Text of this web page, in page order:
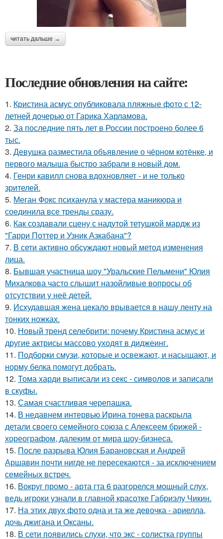
читать дальше →
Последние обновления на сайте:
1. Кристина асмус опубликовала пляжные фото с 12-
летней дочерью от Гарика Харламова.
2. За последние пять лет в России построено более 6
тыс.
3. Девушка разместила объявление о чёрном котёнке, и
первого малыша быстро забрали в новый дом.
4. Генри кавилл снова вдохновляет - и не только
зрителей.
5. Меган Фокс психанула у мастера маникюра и
соединила все тренды сразу.
6. Как создавали сцену с надутой тетушкой мардж из
"Гарри Поттер и Узник Азкабана"?
7. В сети активно обсуждают новый метод изменения
лица.
8. Бывшая участница шоу "Уральские Пельмени" Юлия
Михалкова часто слышит назойливые вопросы об
отсутствии у неё детей.
9. Исхудавшая жена цекало врывается в нашу ленту на
тонких ножках.
10. Новый тренд селебрити: почему Кристина асмус и
другие актрисы массово уходят в диджеинг.
11. Подборки смузи, которые и освежают, и насыщают, и
норму белка помогут добрать.
12. Тома харди выписали из секс - символов и записали
в скуфы.
13. Самая счастливая черепашка.
14. В недавнем интервью Ирина тонева раскрыла
детали своего семейного союза с Алексеем брижей -
хореографом, далеким от мира шоу-бизнеса.
15. После разрыва Юлия Барановская и Андрей
Аршавин почти нигде не пересекаются - за исключением
семейных встреч.
16. Вокруг промо - арта гта 6 разгорелся мощный слух,
ведь игроки узнали в главной красотке Габриэлу Чикин.
17. На этих двух фото одна и та же девочка - ариелла,
дочь джигана и Оксаны.
18. В сети появились слухи, что экс - солистка группы